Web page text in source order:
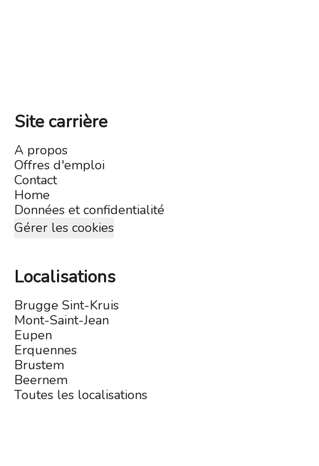
Site carrière
A propos
Offres d'emploi
Contact
Home
Données et confidentialité
Gérer les cookies
Localisations
Brugge Sint-Kruis
Mont-Saint-Jean
Eupen
Erquennes
Brustem
Beernem
Toutes les localisations